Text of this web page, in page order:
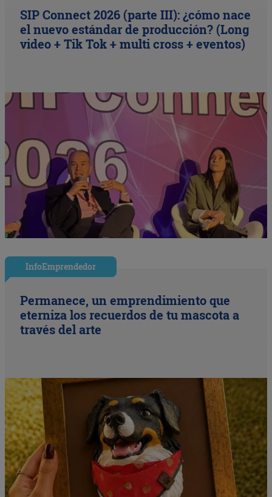
SIP Connect 2026 (parte III): ¿cómo nace
el nuevo estándar de producción? (Long
video + Tik Tok + multi cross + eventos)
InfoEmprendedor
Permanece, un emprendimiento que
eterniza los recuerdos de tu mascota a
través del arte